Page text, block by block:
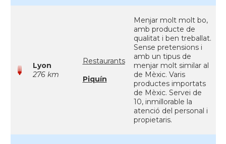
Lyon
276 km
Restaurants
Piquín
Menjar molt molt bo,
amb producte de
qualitat i ben treballat.
Sense pretensions i
amb un tipus de
menjar molt similar al
de Mèxic. Varis
productes importats
de Mèxic. Servei de
10, inmillorable la
atenció del personal i
propietaris.